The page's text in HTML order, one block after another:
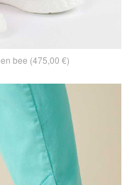
bee (475,00 €)